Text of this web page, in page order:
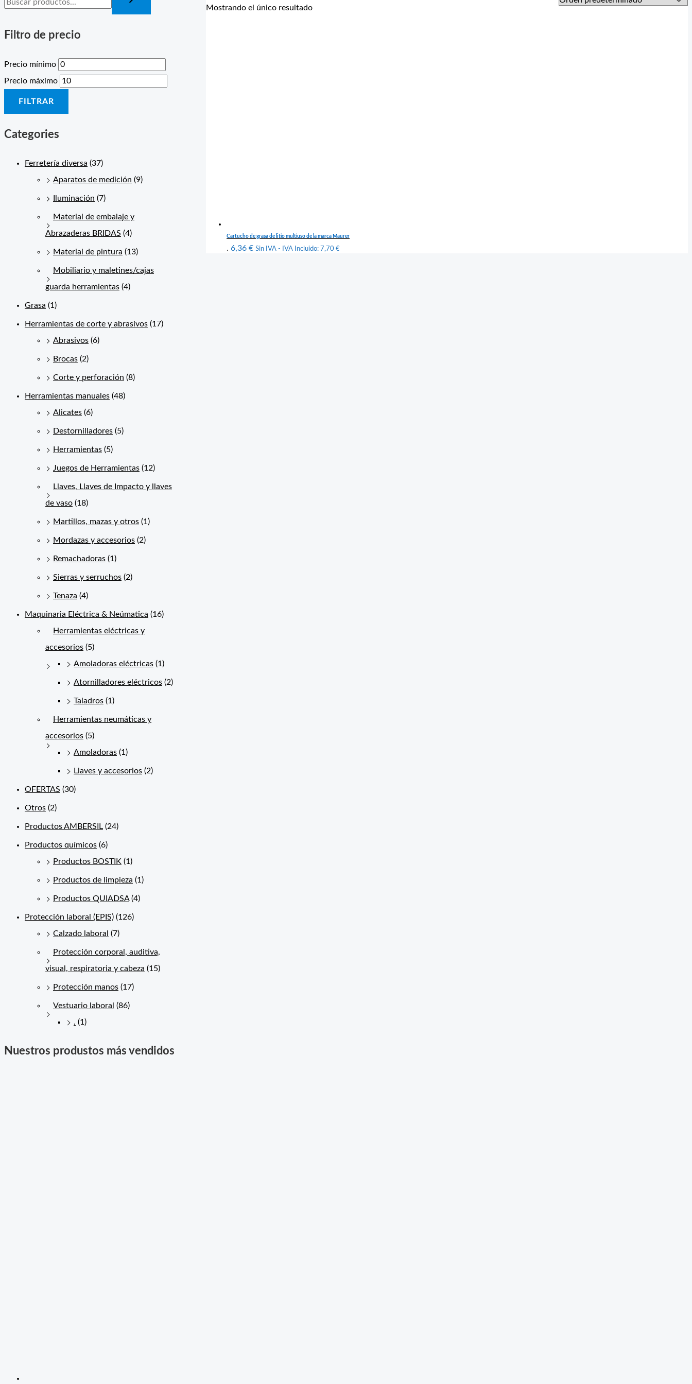
Filtro de precio
Precio mínimo
Precio máximo
FILTRAR
Categories
Ferretería diversa (37)
Aparatos de medición (9)
Iluminación (7)
Material de embalaje y
Abrazaderas BRIDAS (4)
Material de pintura (13)
Mobiliario y maletines/cajas
guarda herramientas (4)
Grasa (1)
Herramientas de corte y abrasivos (17)
Abrasivos (6)
Brocas (2)
Corte y perforación (8)
Herramientas manuales (48)
Alicates (6)
Destornilladores (5)
Herramientas (5)
Juegos de Herramientas (12)
Llaves, Llaves de Impacto y llaves
de vaso (18)
Martillos, mazas y otros (1)
Mordazas y accesorios (2)
Remachadoras (1)
Sierras y serruchos (2)
Tenaza (4)
Maquinaria Eléctrica & Neúmatica (16)
Herramientas eléctricas y
accesorios (5)
Amoladoras eléctricas (1)
Atornilladores eléctricos (2)
Taladros (1)
Herramientas neumáticas y
accesorios (5)
Amoladoras (1)
Llaves y accesorios (2)
OFERTAS (30)
Otros (2)
Productos AMBERSIL (24)
Productos químicos (6)
Productos BOSTIK (1)
Productos de limpieza (1)
Productos QUIADSA (4)
Protección laboral (EPIS) (126)
Calzado laboral (7)
Protección corporal, auditiva,
visual, respiratoria y cabeza (15)
Protección manos (17)
Vestuario laboral (86)
. (1)
Nuestros produstos más vendidos
Mostrando el único resultado
Cartucho de grasa de litio multiuso de la marca Maurer
. 6,36 € Sin IVA - IVA Incluido: 7,70 €